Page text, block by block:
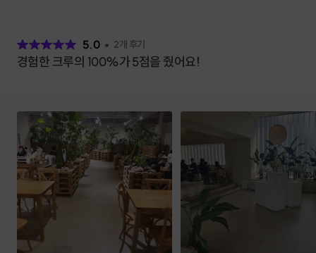
5.0 2개 후기
경험한 크루의 100%가 5점을 줬어요!